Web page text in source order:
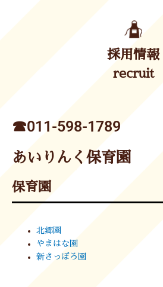
採用情報
recruit
☎︎011-598-1789
あいりんく保育園
保育園
北郷園
やまはな園
新さっぽろ園